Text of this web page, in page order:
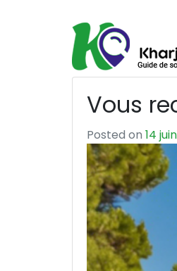
Vous
Posted on 14 juin